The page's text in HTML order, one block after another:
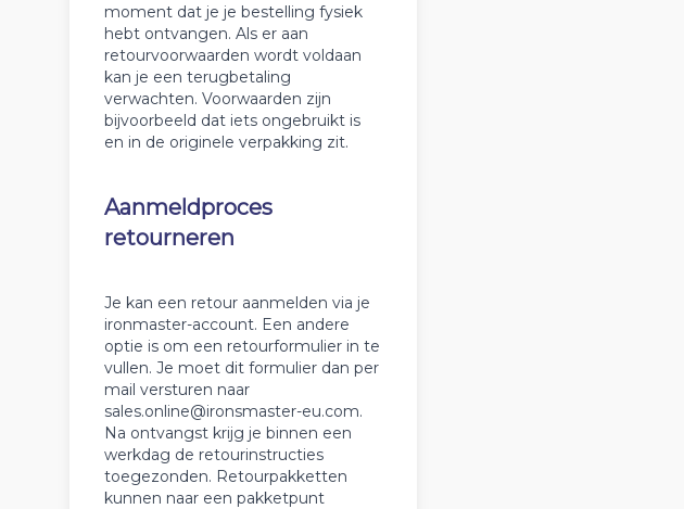
moment dat je je bestelling fysiek
hebt ontvangen. Als er aan
retourvoorwaarden wordt voldaan
kan je een terugbetaling
verwachten. Voorwaarden zijn
bijvoorbeeld dat iets ongebruikt is
en in de originele verpakking zit.
Aanmeldproces
retourneren
Je kan een retour aanmelden via je
ironmaster-account. Een andere
optie is om een retourformulier in te
vullen. Je moet dit formulier dan per
mail versturen naar
sales.online@ironsmaster-eu.com.
Na ontvangst krijg je binnen een
werkdag de retourinstructies
toegezonden. Retourpakketten
kunnen naar een pakketpunt